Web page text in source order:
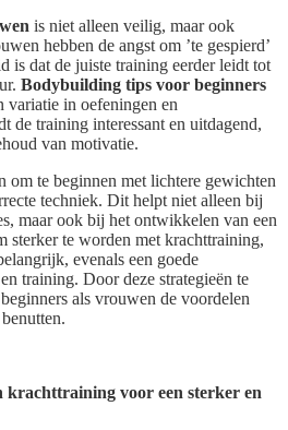
is niet alleen veilig, maar ook
hebben de angst om ’te gespierd’
is dat de juiste training eerder leidt tot
Bodybuilding tips voor beginners
variatie in oefeningen en
de training interessant en uitdagend,
van motivatie.
om te beginnen met lichtere gewichten
techniek. Dit helpt niet alleen bij
maar ook bij het ontwikkelen van een
sterker te worden met krachttraining,
evenals een goede
training. Door deze strategieën te
als vrouwen de voordelen
krachttraining voor een sterker en